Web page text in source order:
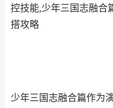
控技能,少年三国志融合
搭攻略
少年三国志融合篇作为